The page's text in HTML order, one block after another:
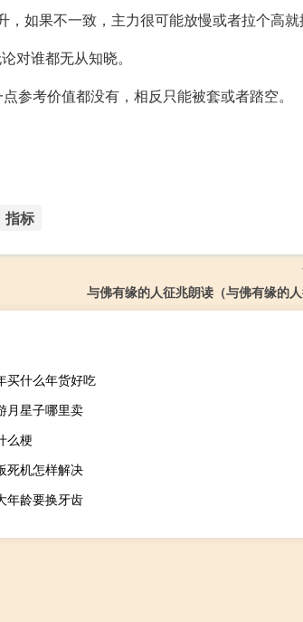
如果不一致，主力很可能放慢或者拉个高就
对谁都无从知晓。
参考价值都没有，相反只能被套或者踏空。
指标
与佛有缘的人征兆朗读（与佛有缘的人
买什么年货好吃
月星子哪里卖
么梗
死机怎样解决
年龄要换牙齿